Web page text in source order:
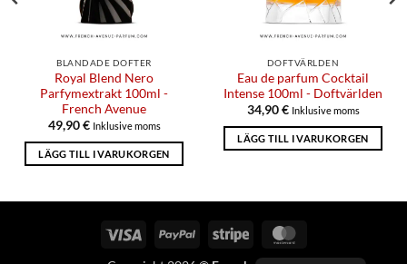
BLANDADE DOFTER
Royal Blend Nero
Parfymextrakt 100ml -
French Avenue
49,90€ Inklusive moms
LÄGG TILL I VARUKORGEN
DOFTVÄRLDEN
Eau de parfum Cocktail
Intense 100ml - Doftvärlden
34,90€ Inklusive moms
LÄGG TILL I VARUKORGEN
Visum PayPal Randig